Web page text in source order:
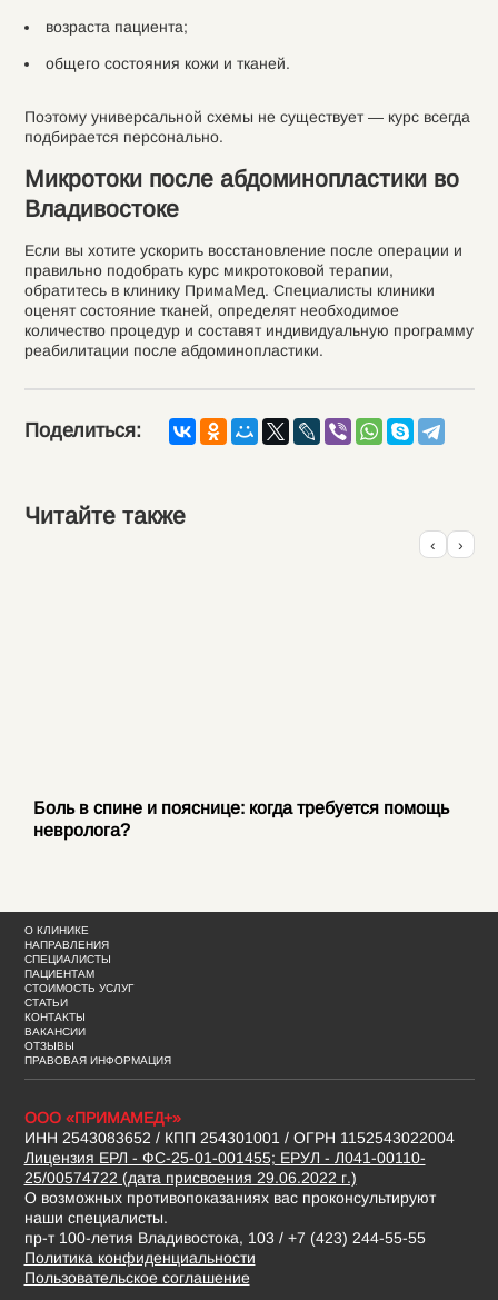
возраста пациента;
общего состояния кожи и тканей.
Поэтому универсальной схемы не существует — курс всегда
подбирается персонально.
Микротоки после абдоминопластики во
Владивостоке
Если вы хотите ускорить восстановление после операции и
правильно подобрать курс микротоковой терапии,
обратитесь в клинику ПримаМед. Специалисты клиники
оценят состояние тканей, определят необходимое
количество процедур и составят индивидуальную программу
реабилитации после абдоминопластики.
Поделиться:
Читайте также
Боль в спине и пояснице: когда требуется помощь
невролога?
‹ ›
О КЛИНИКЕ
НАПРАВЛЕНИЯ
СПЕЦИАЛИСТЫ
ПАЦИЕНТАМ
СТОИМОСТЬ УСЛУГ
СТАТЬИ
КОНТАКТЫ
ВАКАНСИИ
ОТЗЫВЫ
ПРАВОВАЯ ИНФОРМАЦИЯ
ООО «ПРИМАМЕД+»
ИНН 2543083652 / КПП 254301001 / ОГРН 1152543022004
Лицензия ЕРЛ - ФС-25-01-001455; ЕРУЛ - Л041-00110-
25/00574722 (дата присвоения 29.06.2022 г.)
О возможных противопоказаниях вас проконсультируют
наши специалисты.
пр-т 100-летия Владивостока, 103 / +7 (423) 244-55-55
Политика конфиденциальности
Пользовательское соглашение